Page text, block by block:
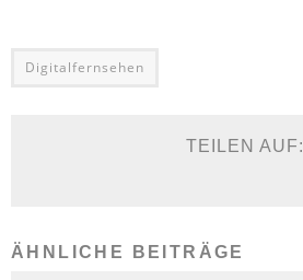
Digitalfernsehen
TEILEN AUF:
ÄHNLICHE BEITRÄGE